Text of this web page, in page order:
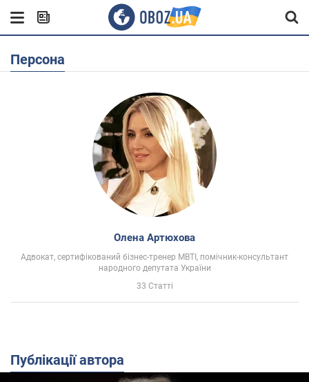
Персона
Олена Артюхова
Адвокат, сертифікований бізнес-тренер MBTI, помічник-консультант
народного депутата України
33 Статті
Публікації автора